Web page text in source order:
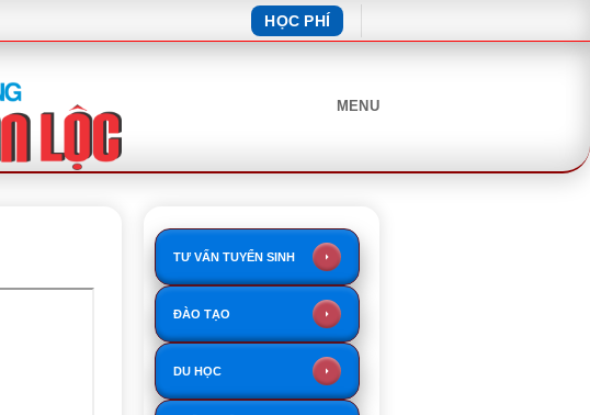
HỌC PHÍ
MENU
TƯ VẤN TUYỂN SINH
ĐÀO TẠO
DU HỌC